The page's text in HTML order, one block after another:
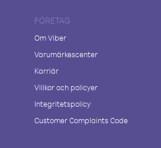
FÖRETAG
Om Viber
Varumärkescenter
Karriär
Villkor och policyer
Integritetspolicy
Customer Complaints Code